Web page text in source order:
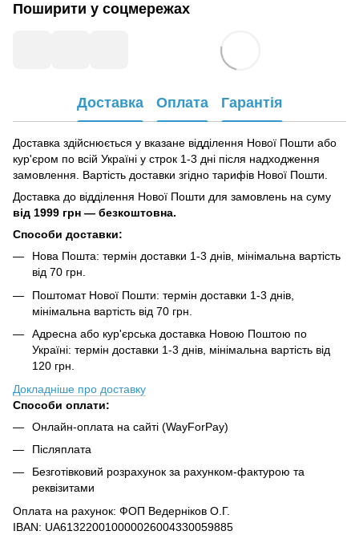
Поширити у соцмережах
Доставка Оплата Гарантія
Доставка здійснюється у вказане відділення Нової Пошти або
кур'єром по всій Україні у строк 1-3 дні після надходження
замовлення. Вартість доставки згідно тарифів Нової Пошти.
Доставка до відділення Нової Пошти для замовлень на суму
від 1999 грн — безкоштовна.
Способи доставки:
Нова Пошта: термін доставки 1-3 днів, мінімальна вартість
від 70 грн.
Поштомат Нової Пошти: термін доставки 1-3 днів,
мінімальна вартість від 70 грн.
Адресна або кур'єрська доставка Новою Поштою по
Україні: термін доставки 1-3 днів, мінімальна вартість від
120 грн.
Докладніше про доставку
Способи оплати:
Онлайн-оплата на сайті (WayForPay)
Післяплата
Безготівковий розрахунок за рахунком-фактурою та
реквізитами
Оплата на рахунок: ФОП Ведерніков О.Г.
IBAN: UA613220010000026004330059885